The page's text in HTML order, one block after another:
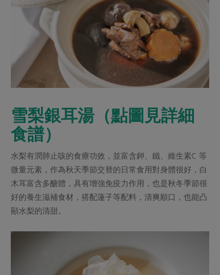
雪梨銀耳湯（點圖見詳細
食譜）
水梨有潤肺止咳的食療功效，並富含鉀、鐵、維生素C 等
微量元素，作為秋天季節交替的日常食用對身體很好，白
木耳富含多醣體，具有增強免疫力作用，也是秋冬季節很
好的養生滋補食材，搭配蓮子等配料，清爽順口，也能凸
顯水梨的清甜。